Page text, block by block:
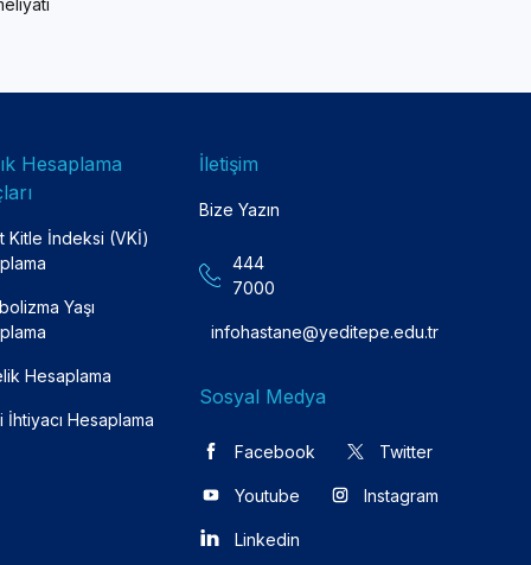
Hesaplama
Kitle İndeksi (VKİ)
Yaşı
Hesaplama
İhtiyacı Hesaplama
İletişim
Bize Yazın
444
7000
infohastane@yeditepe.edu.tr
Sosyal Medya
Facebook Twitter
Youtube Instagram
Linkedin